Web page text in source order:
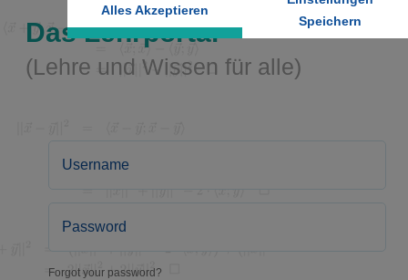
Alles Akzeptieren
Speichern
Das Lehrportal
(Lehre und Wissen für alle)
Forgot your password?